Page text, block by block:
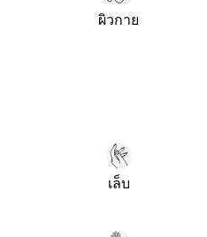
ผิวกาย
เล็บ